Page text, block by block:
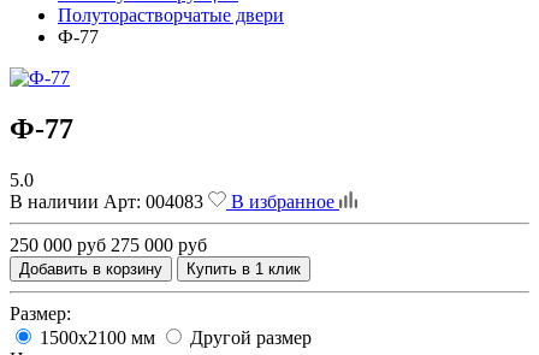
Полуторастворчатые двери
Ф-77
Ф-77
5.0
В наличии Арт: 004083 В избранное
250 000 руб 275 000 руб
Добавить в корзину Купить в 1 клик
Размер:
1500х2100 мм
Другой размер